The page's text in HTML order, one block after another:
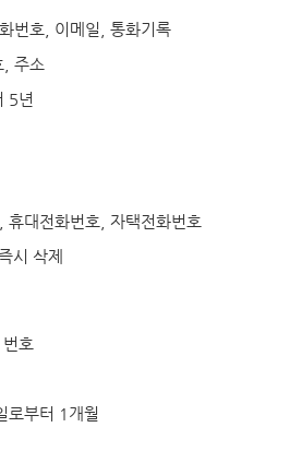
번호, 이메일, 통화기록
, 주소
5년
휴대전화번호, 자택전화번호
시 삭제
호
로부터 1개월